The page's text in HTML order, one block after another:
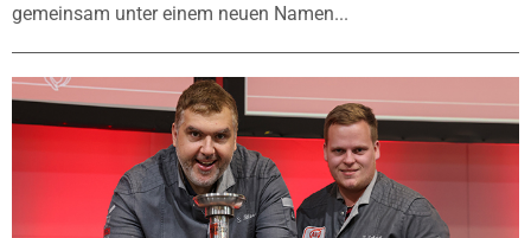
gemeinsam unter einem neuen Namen...